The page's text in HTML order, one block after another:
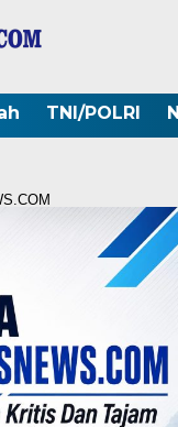
TNI/POLRI